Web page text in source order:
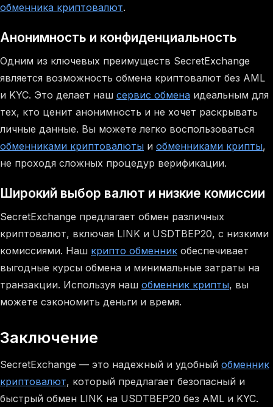
обменника криптовалют.
Анонимность и конфиденциальность
Одним из ключевых преимуществ SecretExchange
является возможность обмена криптовалют без AML
и KYC. Это делает наш сервис обмена идеальным для
тех, кто ценит анонимность и не хочет раскрывать
личные данные. Вы можете легко воспользоваться
обменниками криптовалюты и обменниками крипты,
не проходя сложных процедур верификации.
Широкий выбор валют и низкие комиссии
SecretExchange предлагает обмен различных
криптовалют, включая LINK и USDTBEP20, с низкими
комиссиями. Наш крипто обменник обеспечивает
выгодные курсы обмена и минимальные затраты на
транзакции. Используя наш обменник крипты, вы
можете сэкономить деньги и время.
Заключение
SecretExchange — это надежный и удобный обменник
криптовалют, который предлагает безопасный и
быстрый обмен LINK на USDTBEP20 без AML и KYC.